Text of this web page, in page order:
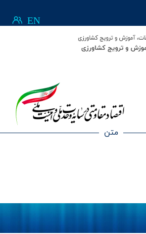
EN
متن